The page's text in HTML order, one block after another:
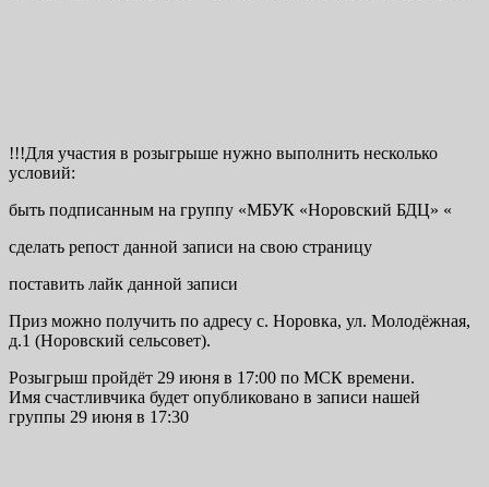
!!!Для участия в розыгрыше нужно выполнить несколько
условий:
быть подписанным на группу «МБУК «Норовский БДЦ» «
сделать репост данной записи на свою страницу
поставить лайк данной записи
Приз можно получить по адресу с. Норовка, ул. Молодёжная,
д.1 (Норовский сельсовет).
Розыгрыш пройдёт 29 июня в 17:00 по МСК времени.
Имя счастливчика будет опубликовано в записи нашей
группы 29 июня в 17:30